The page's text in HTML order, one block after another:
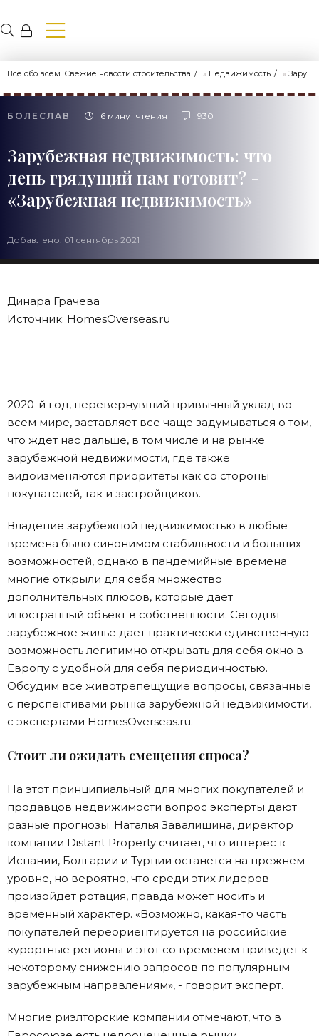
Всё обо всём. Свежие новости строительства » Недвижимость » Зарубежная недвижимость
БОЛЕСЛАВ 6 минут чтения 930
Зарубежная недвижимость: что
день грядущий нам готовит? -
«Зарубежная недвижимость»
Добавлено: 01 сентябрь 2021
Динара Грачева
Источник: HomesOverseas.ru
2020-й год, перевернувший привычный уклад во
всем мире, заставляет все чаще задумываться о том,
что ждет нас дальше, в том числе и на рынке
зарубежной недвижимости, где также
видоизменяются приоритеты как со стороны
покупателей, так и застройщиков.
Владение зарубежной недвижимостью в любые
времена было синонимом стабильности и больших
возможностей, однако в пандемийные времена
многие открыли для себя множество
дополнительных плюсов, которые дает
иностранный объект в собственности. Сегодня
зарубежное жилье дает практически единственную
возможность легитимно открывать для себя окно в
Европу с удобной для себя периодичностью.
Обсудим все животрепещущие вопросы, связанные
с перспективами рынка зарубежной недвижимости,
с экспертами HomesOverseas.ru.
Стоит ли ожидать смещения спроса?
На этот принципиальный для многих покупателей и
продавцов недвижимости вопрос эксперты дают
разные прогнозы. Наталья Завалишина, директор
компании Distant Property считает, что интерес к
Испании, Болгарии и Турции останется на прежнем
уровне, но вероятно, что среди этих лидеров
произойдет ротация, правда может носить и
временный характер. «Возможно, какая-то часть
покупателей переориентируется на российские
курортные регионы и этот со временем приведет к
некоторому снижению запросов по популярным
зарубежным направлениям», - говорит эксперт.
Многие риэлторские компании отмечают, что в